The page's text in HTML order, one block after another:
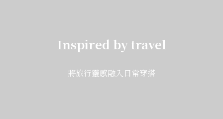
Inspired by travel
將旅行靈感融入日常穿搭